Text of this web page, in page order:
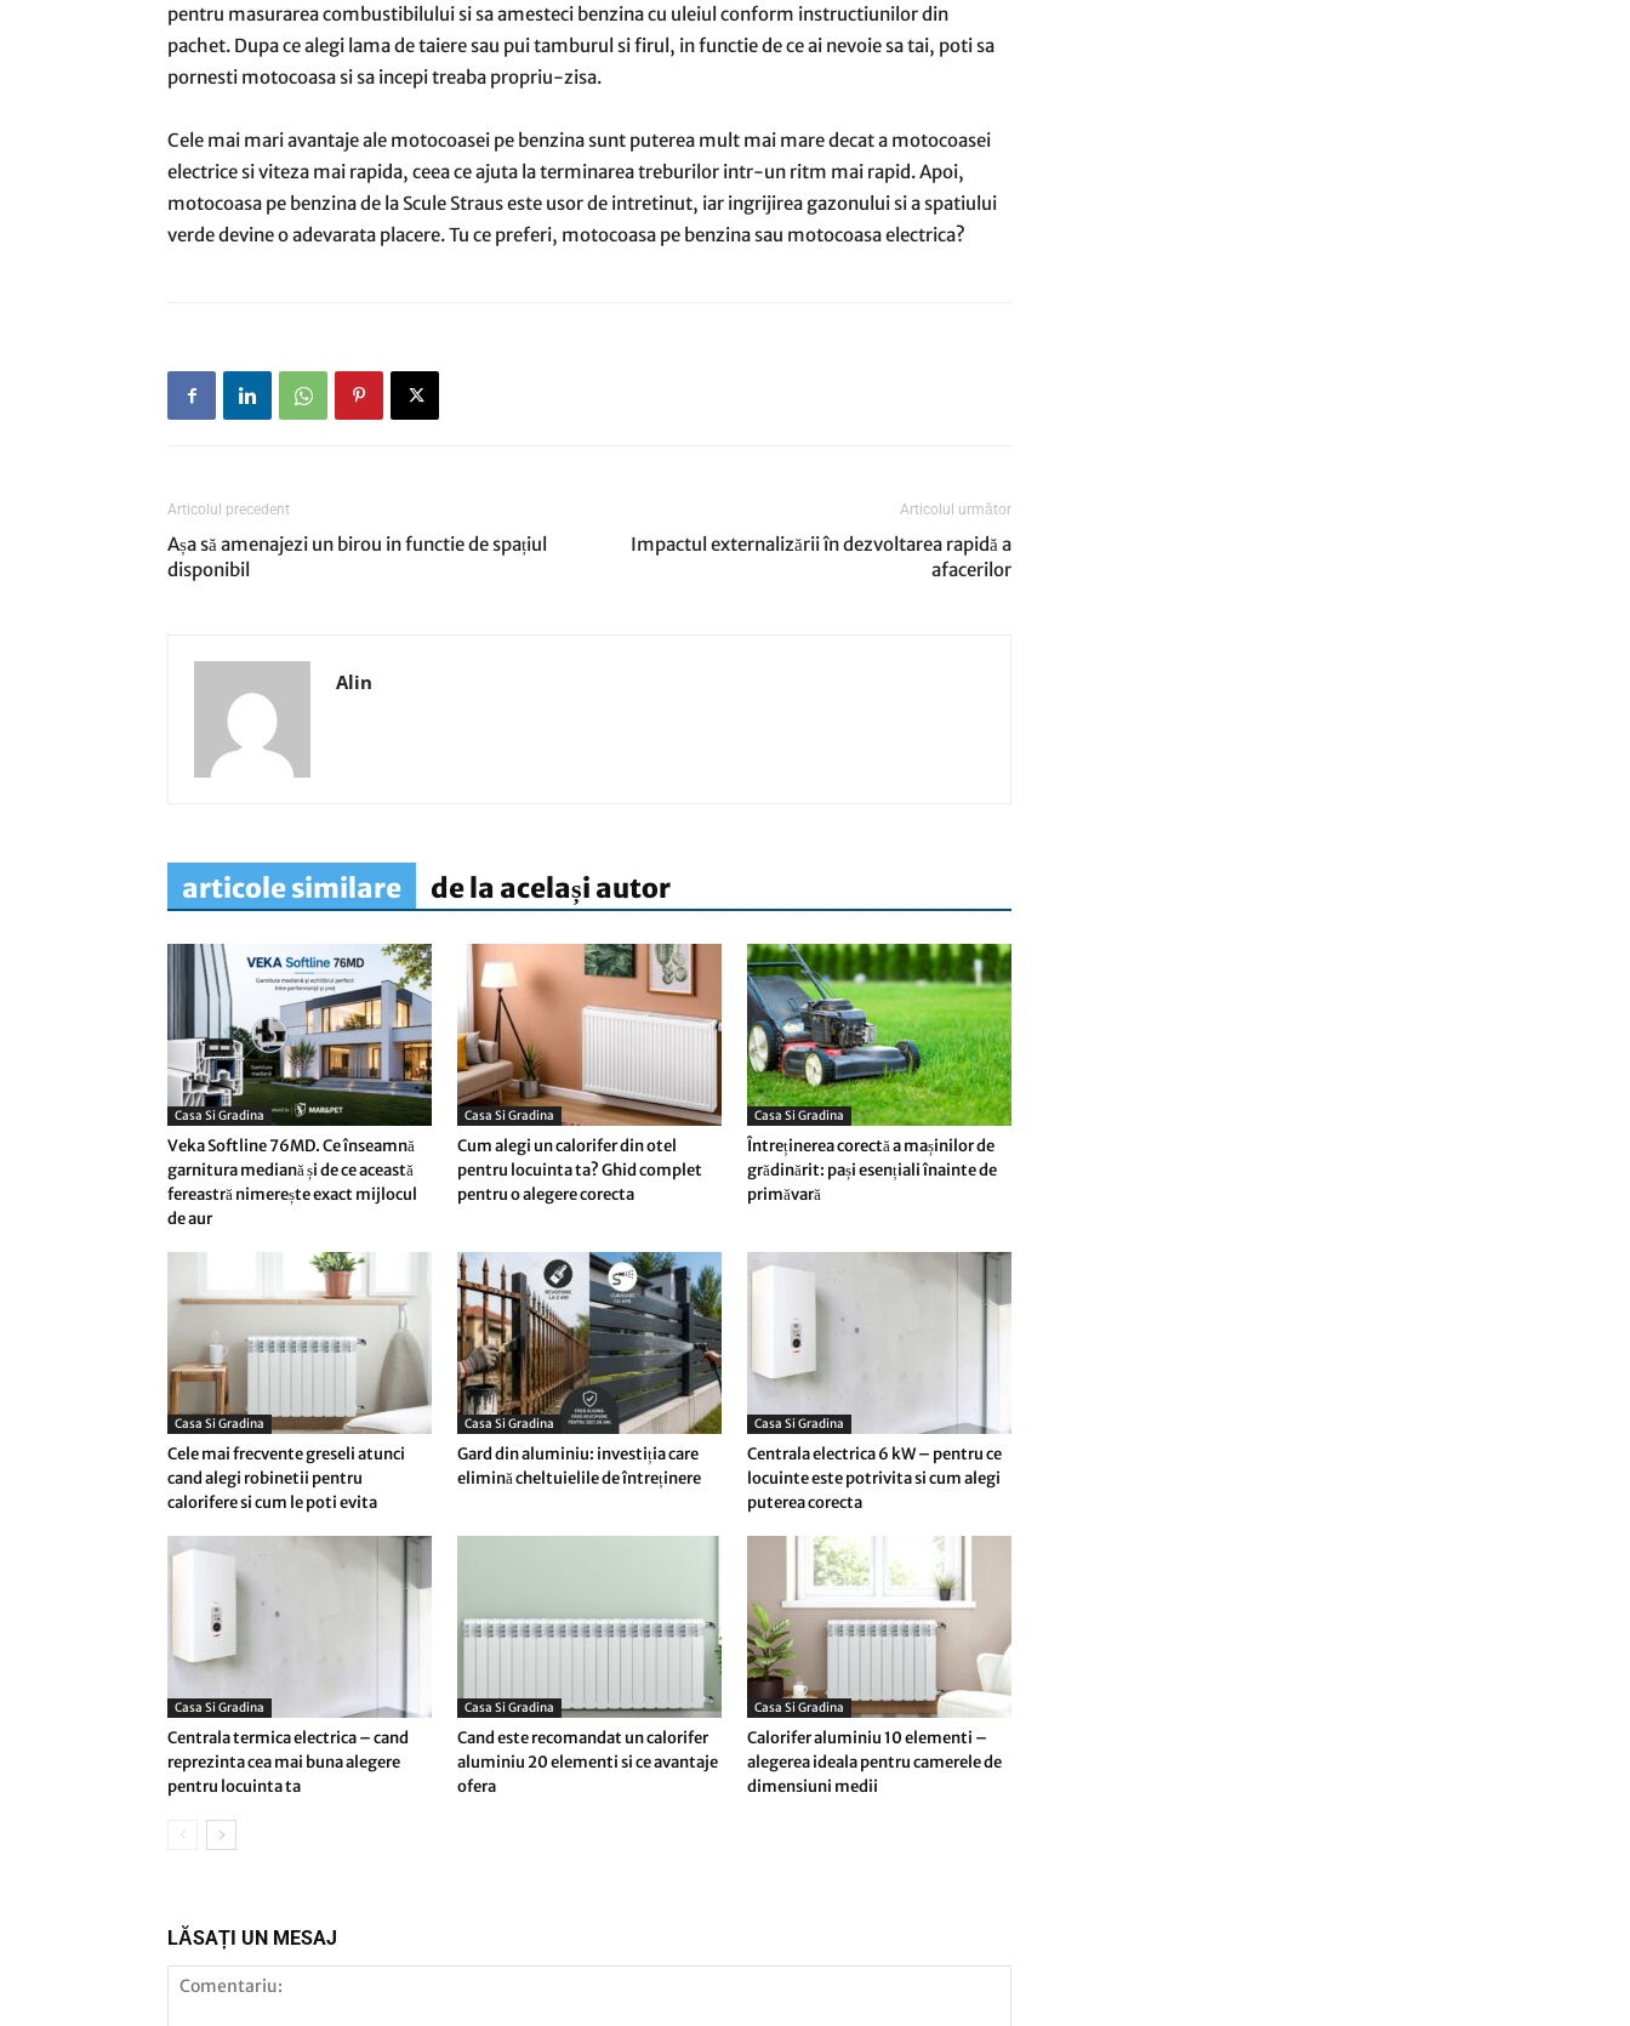
pentru masurarea combustibilului si sa amesteci benzina cu uleiul conform instructiunilor din
pachet. Dupa ce alegi lama de taiere sau pui tamburul si firul, in functie de ce ai nevoie sa tai, poti sa
pornesti motocoasa si sa incepi treaba propriu-zisa.
Cele mai mari avantaje ale motocoasei pe benzina sunt puterea mult mai mare decat a motocoasei
electrice si viteza mai rapida, ceea ce ajuta la terminarea treburilor intr-un ritm mai rapid. Apoi,
motocoasa pe benzina de la Scule Straus este usor de intretinut, iar ingrijirea gazonului si a spatiului
verde devine o adevarata placere. Tu ce preferi, motocoasa pe benzina sau motocoasa electrica?
Articolul precedent
Așa să amenajezi un birou in functie de spațiul
disponibil
Articolul următor
Impactul externalizării în dezvoltarea rapidă a
afacerilor
Alin
articole similare de la același autor
Casa Si Gradina
Veka Softline 76MD. Ce înseamnă
garnitura mediană și de ce această
fereastră nimerește exact mijlocul
de aur
Casa Si Gradina
Cum alegi un calorifer din otel
pentru locuinta ta? Ghid complet
pentru o alegere corecta
Casa Si Gradina
Întreținerea corectă a mașinilor de
grădinărit: pași esențiali înainte de
primăvară
Casa Si Gradina
Cele mai frecvente greseli atunci
cand alegi robinetii pentru
calorifere si cum le poti evita
Casa Si Gradina
Gard din aluminiu: investiția care
elimină cheltuielile de întreținere
Casa Si Gradina
Centrala electrica 6 kW – pentru ce
locuinte este potrivita si cum alegi
puterea corecta
Casa Si Gradina
Centrala termica electrica – cand
reprezinta cea mai buna alegere
pentru locuinta ta
Casa Si Gradina
Cand este recomandat un calorifer
aluminiu 20 elementi si ce avantaje
ofera
Casa Si Gradina
Calorifer aluminiu 10 elementi –
alegerea ideala pentru camerele de
dimensiuni medii
LĂSAȚI UN MESAJ